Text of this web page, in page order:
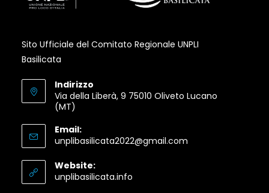
Sito Ufficiale del Comitato Regionale UNPLI
Basilicata
Indirizzo
Via della Liberà, 9 75010 Oliveto Lucano
(MT)
Email:
unplibasilicata2022@gmail.comOpens
Website:
unplibasilicata.infoOpens